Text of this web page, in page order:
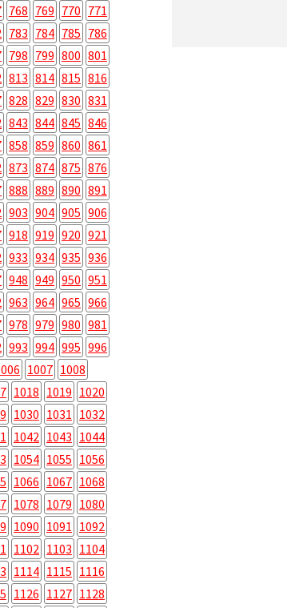
768 769 770 771
783 784 785 786
798 799 800 801
813 814 815 816
828 829 830 831
843 844 845 846
858 859 860 861
873 874 875 876
888 889 890 891
903 904 905 906
918 919 920 921
933 934 935 936
948 949 950 951
963 964 965 966
978 979 980 981
993 994 995 996
1007 1008
1018 1019 1020
1030 1031 1032
1042 1043 1044
1054 1055 1056
1066 1067 1068
1078 1079 1080
1090 1091 1092
1102 1103 1104
1114 1115 1116
1126 1127 1128